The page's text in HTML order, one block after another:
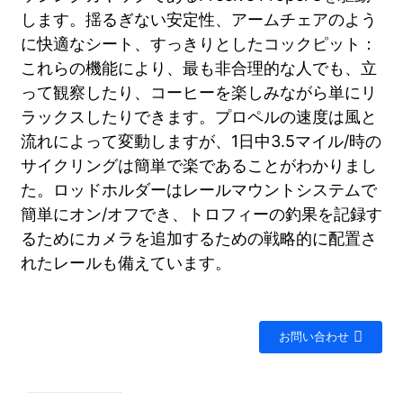
します。揺るぎない安定性、アームチェアのよう
に快適なシート、すっきりとしたコックピット：
これらの機能により、最も非合理的な人でも、立
って観察したり、コーヒーを楽しみながら単にリ
ラックスしたりできます。プロペルの速度は風と
流れによって変動しますが、1日中3.5マイル/時の
サイクリングは簡単で楽であることがわかりまし
た。ロッドホルダーはレールマウントシステムで
簡単にオン/オフでき、トロフィーの釣果を記録す
るためにカメラを追加するための戦略的に配置さ
れたレールも備えています。
お問い合わせ